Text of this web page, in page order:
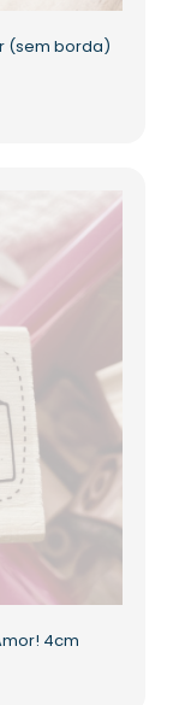
(sem borda)
4cm